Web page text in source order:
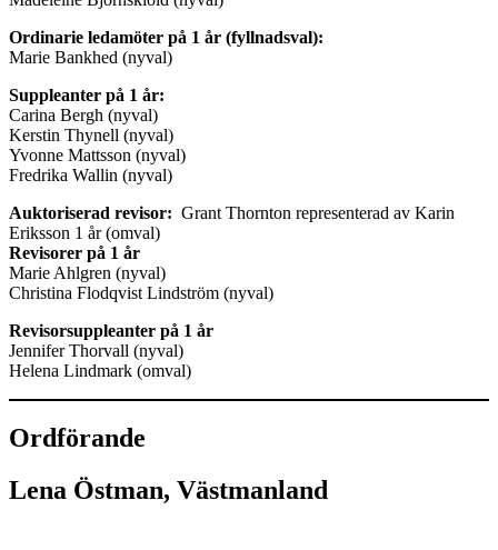
Ordinarie ledamöter på 1 år (fyllnadsval):
Marie Bankhed (nyval)
Suppleanter på 1 år:
Carina Bergh (nyval)
Kerstin Thynell (nyval)
Yvonne Mattsson (nyval)
Fredrika Wallin (nyval)
Auktoriserad revisor: Grant Thornton representerad av Karin
Eriksson 1 år (omval)
Revisorer på 1 år
Marie Ahlgren (nyval)
Christina Flodqvist Lindström (nyval)
Revisorsuppleanter på 1 år
Jennifer Thorvall (nyval)
Helena Lindmark (omval)
Ordförande
Lena Östman, Västmanland